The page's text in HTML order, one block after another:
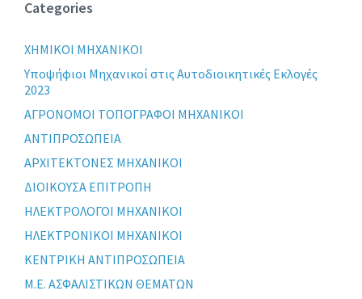
Categories
XHMIKOI MHXANIKOI
Yποψήφιοι Μηχανικοί στις Αυτοδιοικητικές Εκλογές
2023
ΑΓΡΟΝΟΜΟΙ ΤΟΠΟΓΡΑΦΟΙ ΜΗΧΑΝΙΚΟΙ
ΑΝΤΙΠΡΟΣΩΠΕΙΑ
ΑΡΧΙΤΕΚΤΟΝΕΣ ΜΗΧΑΝΙΚΟΙ
ΔΙΟΙΚΟΥΣΑ ΕΠΙΤΡΟΠΗ
ΗΛΕΚΤΡΟΛΟΓΟΙ ΜΗΧΑΝΙΚΟΙ
ΗΛΕΚΤΡΟΝΙΚΟΙ ΜΗΧΑΝΙΚΟΙ
ΚΕΝΤΡΙΚΗ ΑΝΤΙΠΡΟΣΩΠΕΙΑ
Μ.Ε. ΑΣΦΑΛΙΣΤΙΚΩΝ ΘΕΜΑΤΩΝ